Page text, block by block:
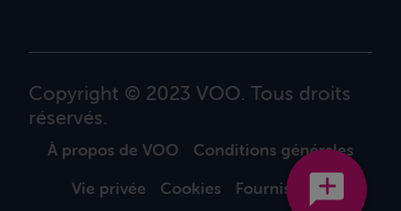
Copyright © 2023 VOO. Tous droits
réservés.
À propos de VOO
Conditions générales
Vie privée
Cookies Fournisseurs